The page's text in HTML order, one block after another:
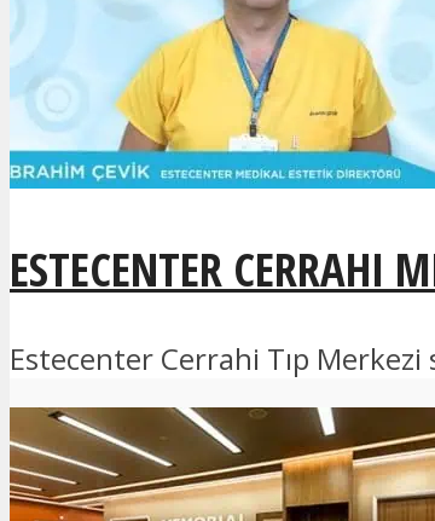
ESTECENTER CERRAHI
Estecenter Cerrahi Tıp